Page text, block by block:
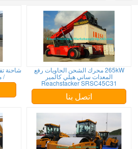
/
265kW محرك الشحن الحاويات رفع
المعدات ساني هيلي كالمير
Reachstacker SRSC45C31
اتصل بنا